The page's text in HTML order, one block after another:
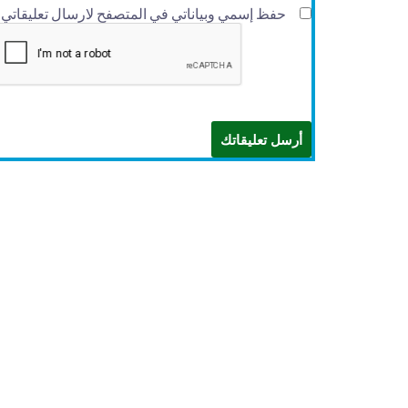
حفظ إسمي وبياناتي في المتصفح لارسال تعليقاتي